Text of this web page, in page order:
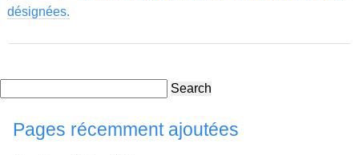
désignées.
Search
Pages récemment ajoutées